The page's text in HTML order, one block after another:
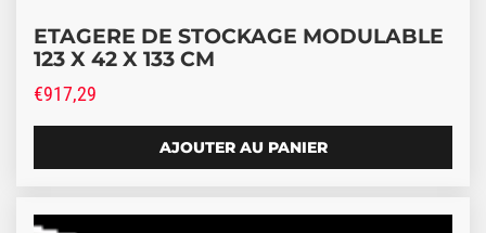
ETAGERE DE STOCKAGE MODULABLE
123 X 42 X 133 CM
€917,29
AJOUTER AU PANIER